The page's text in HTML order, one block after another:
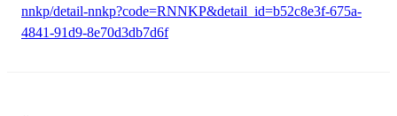
nnkp/detail-nnkp?code=RNNKP&detail_id=b52c8e3f-675a-
4841-91d9-8e70d3db7d6f